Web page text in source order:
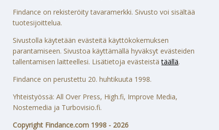
Findance on rekisteröity tavaramerkki. Sivusto voi sisältää
tuotesijoittelua.
Sivustolla käytetään evästeitä käyttökokemuksen
parantamiseen. Sivustoa käyttämällä hyväksyt evästeiden
tallentamisen laitteellesi. Lisätietoja evästeistätäällä.
Findance on perustettu 20. huhtikuuta 1998.
Yhteistyössä: All Over Press, High.fi, Improve Media,
Nostemedia ja Turbovisio.fi.
Copyright Findance.com 1998 - 2026